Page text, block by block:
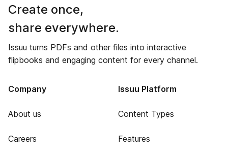
Create once,
share everywhere.
Issuu turns PDFs and other files into interactive
flipbooks and engaging content for every channel.
Company
About us
Careers
Issuu Platform
Content Types
Features